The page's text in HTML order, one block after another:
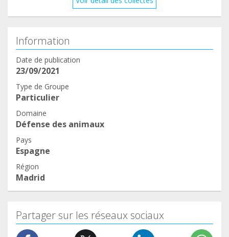
Information
Date de publication
23/09/2021
Type de Groupe
Particulier
Domaine
Défense des animaux
Pays
Espagne
Région
Madrid
Partager sur les réseaux sociaux